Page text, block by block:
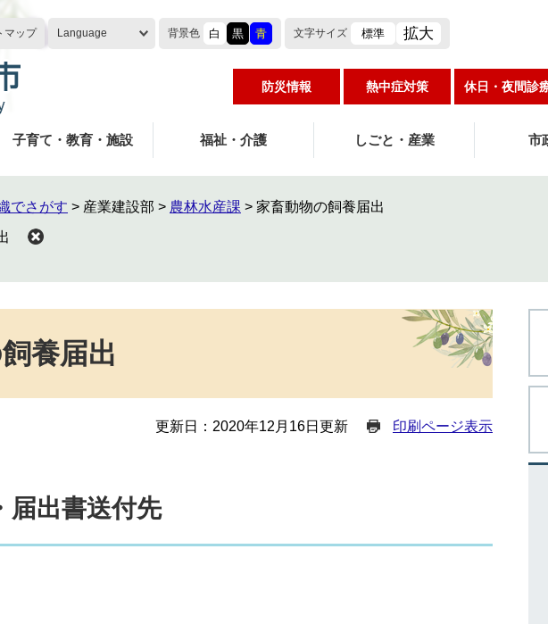
マップ Language 背景色 白 黒 青 文字サイズ 標準 拡大
防災情報 熱中症対策 休日・夜間診
子育て・教育・施設 福祉・介護 しごと・産業 市
でさがす > 産業建設部 > 農林水産課 > 家畜動物の飼養届出
養届出
更新日：2020年12月16日更新 印刷ページ表示
届出書送付先